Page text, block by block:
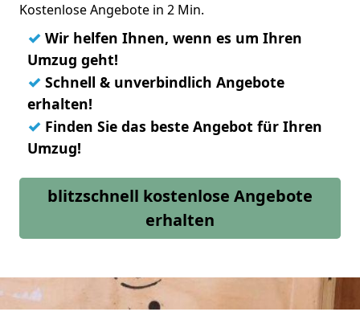
Kostenlose Angebote in 2 Min.
✓ Wir helfen Ihnen, wenn es um Ihren
Umzug geht!
✓ Schnell & unverbindlich Angebote
erhalten!
✓ Finden Sie das beste Angebot für Ihren
Umzug!
blitzschnell kostenlose Angebote
erhalten